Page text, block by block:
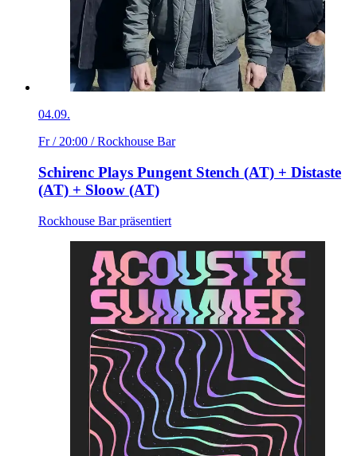
04.09.
Fr / 20:00 / Rockhouse Bar
Schirenc Plays Pungent Stench (AT) + Distaste
(AT) + Sloow (AT)
Rockhouse Bar präsentiert